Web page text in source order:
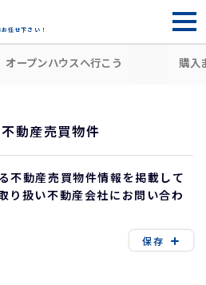
任せ下さい！
福岡市博多区
オープンハウスへ行こう 購入
動産売買物件
不動産売買物件情報を掲載して
り扱い不動産会社にお問い合わ
保存